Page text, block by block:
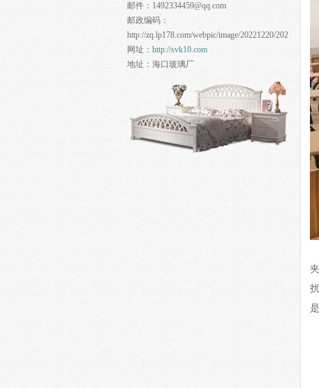
邮件： 1492334459@qq.com
邮政编码：
http://zq.lp178.com/webpic/image/20221220/
网址： http://svk10.com
地址： 海口玻璃厂